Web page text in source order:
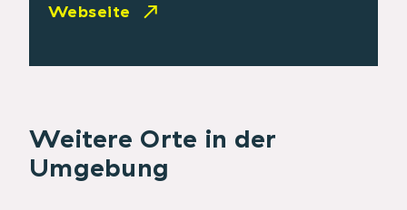
Webseite
Weitere Orte in der
Umgebung